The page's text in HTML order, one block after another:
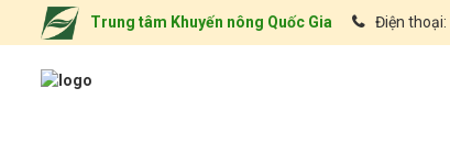
Trung tâm Khuyến nông Quốc Gia Điện thoại: